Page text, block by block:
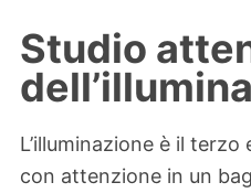
Studio
L’illuminazione è il
con attenzione in un